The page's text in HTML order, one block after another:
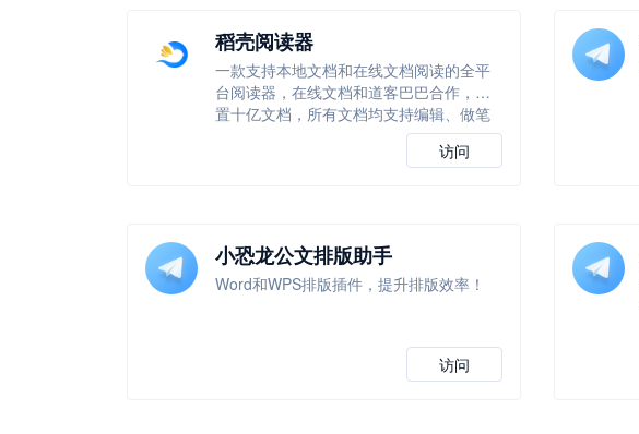
稻壳阅读器
一款支持本地文档和在线文档阅读的全平
台阅读器，在线文档和道客巴巴合作，内
置十亿文档，所有文档均支持编辑、做笔
访问
小恐龙公文排版助手
Word和WPS排版插件，提升排版效率！
访问